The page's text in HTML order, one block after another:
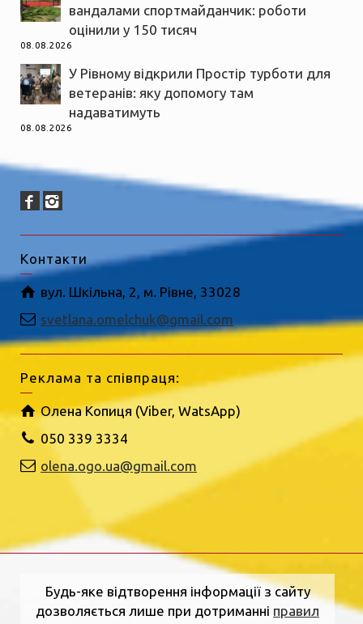
вандалами спортмайданчик: роботи
оцінили у 150 тисяч
08.08.2026
У Рівному відкрили Простір турботи для
ветеранів: яку допомогу там
надаватимуть
08.08.2026
Контакти
вул. Шкільна, 2, м. Рівне, 33028
svetlana.omelchuk@gmail.com
Реклама та співпраця:
Олена Копиця (Viber, WatsApp)
050 339 3334
olena.ogo.ua@gmail.com
Будь-яке відтворення інформації з сайту
дозволяється лише при дотриманні правил